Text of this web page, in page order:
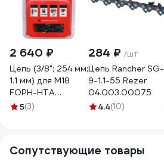
2 640 ₽
Цепь (3/8"; 254 мм;
1.1 мм) для M18
FOPH-HTA
Milwaukee
5(3)
284 ₽ /шт
Цепь Rancher SG-
9-1.1-55 Rezer
04.003.00075
4.4(10)
Сопутствующие товары